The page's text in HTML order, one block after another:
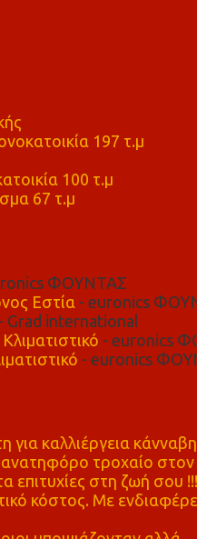
197 τ.μ
100 τ.μ
67 τ.μ
ΦΟΥΝΤΑΣ
Εστία - euronics
- Grad international
- euronics
- euronics
καλλιέργεια
τροχαίο
επιτυχίες στη ζωή σου
κόστος. Με